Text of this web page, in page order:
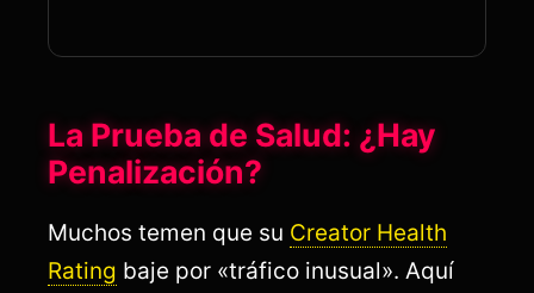
La Prueba de Salud: ¿Hay
Penalización?
Muchos temen que su Creator Health
Rating baje por «tráfico inusual». Aquí